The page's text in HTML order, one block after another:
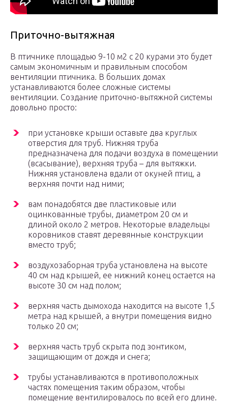
Приточно-вытяжная
В птичнике площадью 9-10 м2 с 20 курами это будет
самым экономичным и правильным способом
вентиляции птичника. В больших домах
устанавливаются более сложные системы
вентиляции. Создание приточно-вытяжной системы
довольно просто:
при установке крыши оставьте два круглых
отверстия для труб. Нижняя труба
предназначена для подачи воздуха в помещении
(всасывание), верхняя труба – для вытяжки.
Нижняя установлена вдали от окуней птиц, а
верхняя почти над ними;
вам понадобятся две пластиковые или
оцинкованные трубы, диаметром 20 см и
длиной около 2 метров. Некоторые владельцы
коровников ставят деревянные конструкции
вместо труб;
воздухозаборная труба установлена на высоте
40 см над крышей, ее нижний конец остается на
высоте 30 см над полом;
верхняя часть дымохода находится на высоте 1,5
метра над крышей, а внутри помещения видно
только 20 см;
верхняя часть труб скрыта под зонтиком,
защищающим от дождя и снега;
трубы устанавливаются в противоположных
частях помещения таким образом, чтобы
помещение вентилировалось по всей его длине.